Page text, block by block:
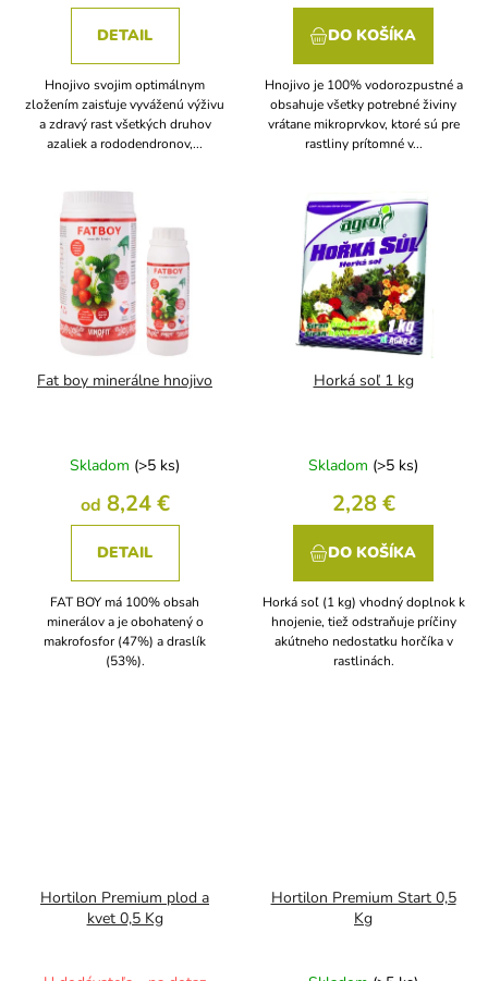
DETAIL
Hnojivo svojim optimálnym
zložením zaisťuje vyváženú výživu
a zdravý rast všetkých druhov
azaliek a rododendronov,...
DO KOŠÍKA
Hnojivo je 100% vodorozpustné a
obsahuje všetky potrebné živiny
vrátane mikroprvkov, ktoré sú pre
rastliny prítomné v...
Fat boy minerálne hnojivo
Skladom (>5 ks)
od 8,24 €
DETAIL
FAT BOY má 100% obsah
minerálov a je obohatený o
makrofosfor (47%) a draslík
(53%).
Horká soľ 1 kg
Skladom (>5 ks)
2,28 €
DO KOŠÍKA
Horká soľ (1 kg) vhodný doplnok k
hnojenie, tiež odstraňuje príčiny
akútneho nedostatku horčíka v
rastlinách.
Hortilon Premium plod a
kvet 0,5 Kg
Hortilon Premium Start 0,5
Kg